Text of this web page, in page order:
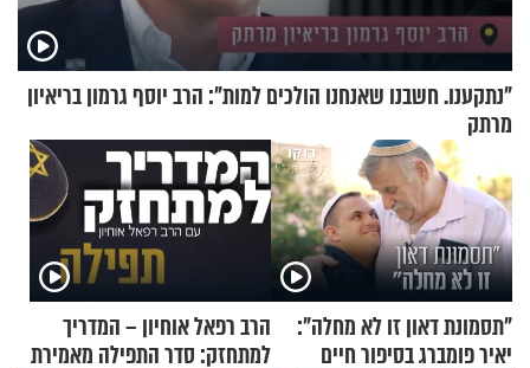
"נתקענו. חשבנו שאנחנו הולכים למות": הרב יוסף גרמון בריאיון
מרתק
"תסמונת דאון זו לא מחלה":
יאיר פומברג בסיפור חיים
הרב רפאל אוחיון – המדריך
למתחזק: סדר התפילה מאמירת